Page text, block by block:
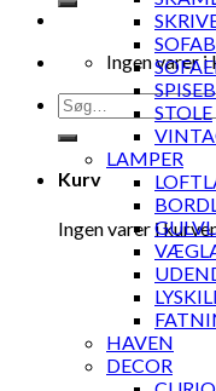
Ingen varer i
Søg
efter:
Kurv
Ingen varer i
STOLE
LAMPER
HAVEN
DECOR